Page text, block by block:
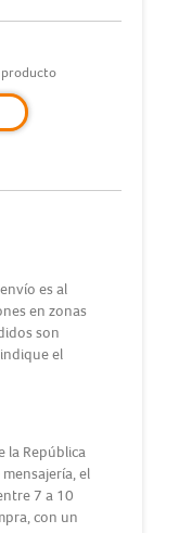
producto
es al
en zonas
son
el
la República
el
7 a 10
con un